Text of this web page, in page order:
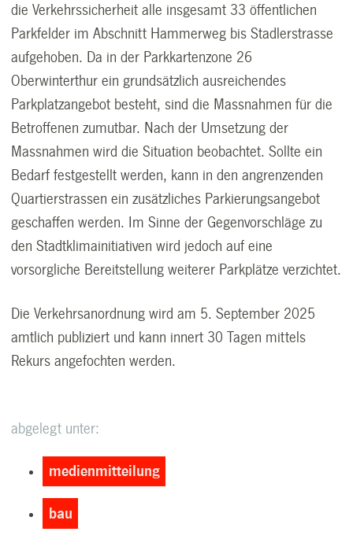
die Verkehrssicherheit alle insgesamt 33 öffentlichen
Parkfelder im Abschnitt Hammerweg bis Stadlerstrasse
aufgehoben. Da in der Parkkartenzone 26
Oberwinterthur ein grundsätzlich ausreichendes
Parkplatzangebot besteht, sind die Massnahmen für die
Betroffenen zumutbar. Nach der Umsetzung der
Massnahmen wird die Situation beobachtet. Sollte ein
Bedarf festgestellt werden, kann in den angrenzenden
Quartierstrassen ein zusätzliches Parkierungsangebot
geschaffen werden. Im Sinne der Gegenvorschläge zu
den Stadtklimainitiativen wird jedoch auf eine
vorsorgliche Bereitstellung weiterer Parkplätze verzichtet.
Die Verkehrsanordnung wird am 5. September 2025
amtlich publiziert und kann innert 30 Tagen mittels
Rekurs angefochten werden.
abgelegt unter:
medienmitteilung
bau